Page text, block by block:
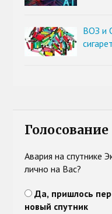
ВОЗ и
сигарет
Голосование
Авария на спутнике
лично на Вас?
Да, пришлось
новый спутник